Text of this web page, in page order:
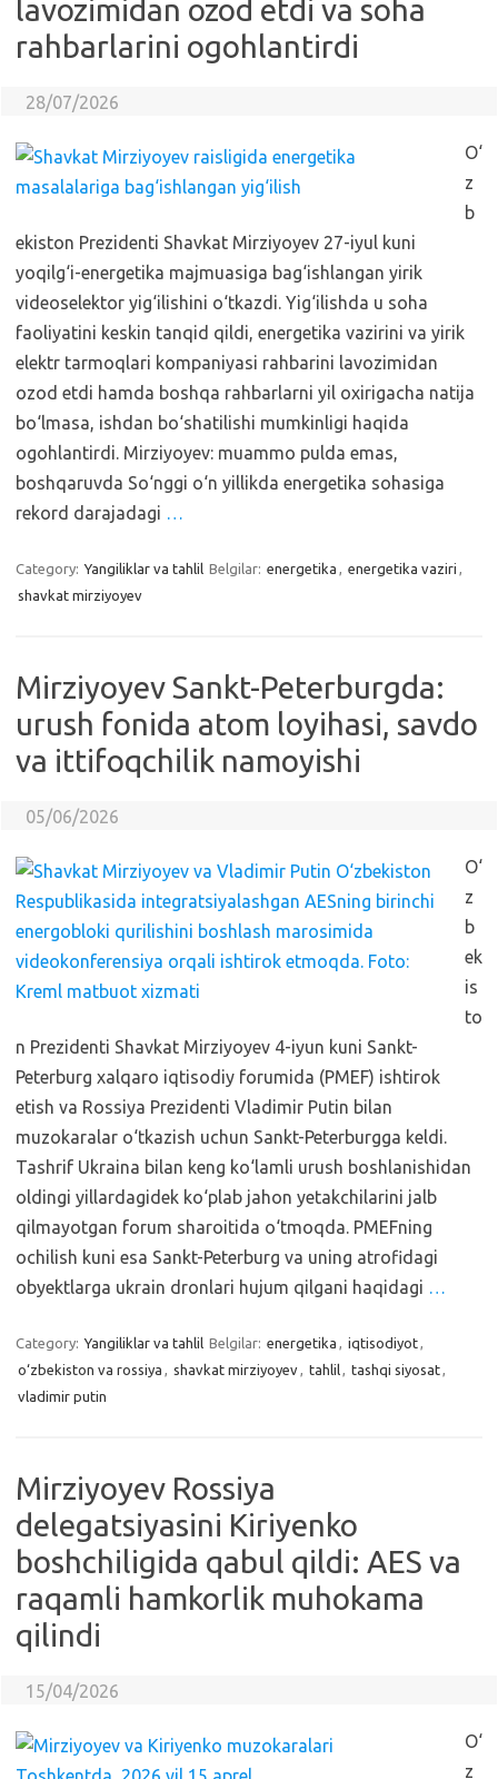
lavozimidan ozod etdi va soha
rahbarlarini ogohlantirdi
28/07/2026
O‘
z
b
ekiston Prezidenti Shavkat Mirziyoyev 27-iyul kuni
yoqilg‘i-energetika majmuasiga bag‘ishlangan yirik
videoselektor yig‘ilishini o‘tkazdi. Yig‘ilishda u soha
faoliyatini keskin tanqid qildi, energetika vazirini va yirik
elektr tarmoqlari kompaniyasi rahbarini lavozimidan
ozod etdi hamda boshqa rahbarlarni yil oxirigacha natija
bo‘lmasa, ishdan bo‘shatilishi mumkinligi haqida
ogohlantirdi. Mirziyoyev: muammo pulda emas,
boshqaruvda So‘nggi o‘n yillikda energetika sohasiga
rekord darajadagi …
Category: Yangiliklar va tahlil Belgilar: energetika , energetika vaziri ,
shavkat mirziyoyev
Mirziyoyev Sankt-Peterburgda:
urush fonida atom loyihasi, savdo
va ittifoqchilik namoyishi
05/06/2026
O‘
z
b
ek
is
to
n Prezidenti Shavkat Mirziyoyev 4-iyun kuni Sankt-
Peterburg xalqaro iqtisodiy forumida (PMEF) ishtirok
etish va Rossiya Prezidenti Vladimir Putin bilan
muzokaralar o‘tkazish uchun Sankt-Peterburgga keldi.
Tashrif Ukraina bilan keng ko‘lamli urush boshlanishidan
oldingi yillardagidek ko‘plab jahon yetakchilarini jalb
qilmayotgan forum sharoitida o‘tmoqda. PMEFning
ochilish kuni esa Sankt-Peterburg va uning atrofidagi
obyektlarga ukrain dronlari hujum qilgani haqidagi …
Category: Yangiliklar va tahlil Belgilar: energetika , iqtisodiyot,
o‘zbekiston va rossiya , shavkat mirziyoyev, tahlil, tashqi siyosat,
vladimir putin
Mirziyoyev Rossiya
delegatsiyasini Kiriyenko
boshchiligida qabul qildi: AES va
raqamli hamkorlik muhokama
qilindi
15/04/2026
O‘
z